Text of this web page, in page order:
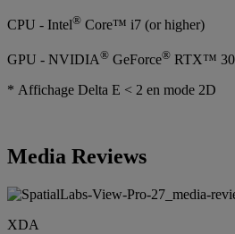
CPU - Intel® Core™ i7 (or higher)
GPU - NVIDIA® GeForce® RTX™
* Affichage Delta E < 2 en mode 2D
Media Reviews
XDA